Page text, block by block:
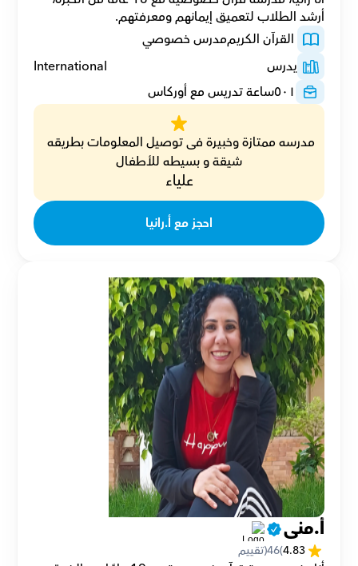
أرشد الطلاب لتعميق إيمانهم ومعرفتهم.
القرآن الكريممدرس خصوصي
يدرس
International
٥٠١ساعة تدريس مع أوركاس
شيقة و بسيطه للأطفال
علياء
احجز مع أ.رانيا
أ.منى
4.83
(
46(تقييم